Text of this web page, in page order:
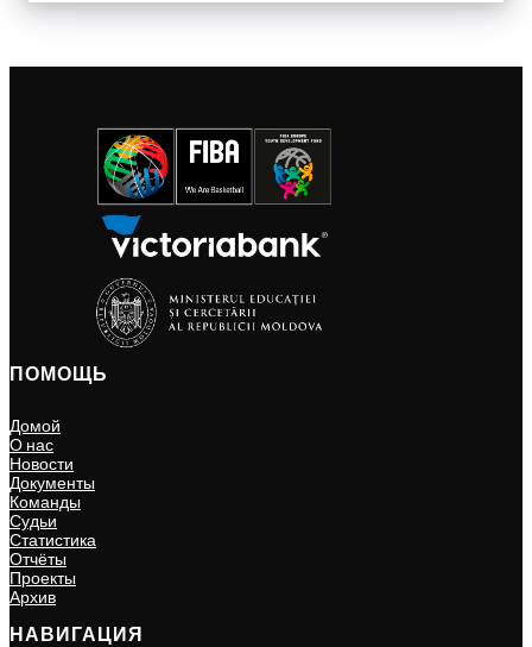
ПОМОЩЬ
Домой
О нас
Новости
Документы
Команды
Судьи
Статистика
Отчёты
Проекты
Архив
НАВИГАЦИЯ